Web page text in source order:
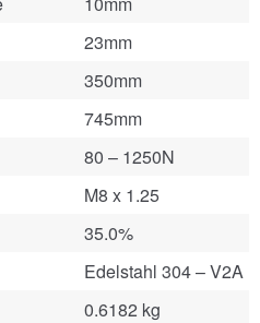
23mm
350mm
745mm
80 – 1250N
M8 x 1.25
35.0%
Edelstahl 304 – V2A
0.6182 kg